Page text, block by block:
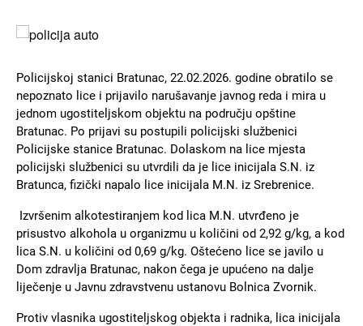
Slika
Policijskoj stanici Bratunac, 22.02.2026. godine obratilo se
nepoznato lice i prijavilo narušavanje javnog reda i mira u
jednom ugostiteljskom objektu na području opštine
Bratunac. Po prijavi su postupili policijski službenici
Policijske stanice Bratunac. Dolaskom na lice mjesta
policijski službenici su utvrdili da je lice inicijala S.N. iz
Bratunca, fizički napalo lice inicijala M.N. iz Srebrenice.
Izvršenim alkotestiranjem kod lica M.N. utvrđeno je
prisustvo alkohola u organizmu u količini od 2,92 g/kg, a kod
lica S.N. u količini od 0,69 g/kg. Oštećeno lice se javilo u
Dom zdravlja Bratunac, nakon čega je upućeno na dalje
liječenje u Javnu zdravstvenu ustanovu Bolnica Zvornik.
Protiv vlasnika ugostiteljskog objekta i radnika, lica inicijala